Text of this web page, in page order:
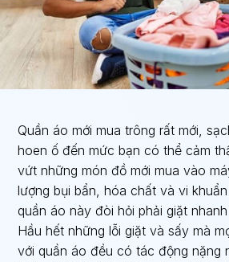
Quần áo mới mua trông rất mới,
hoen ố đến mức bạn có thể cảm
vứt những món đồ mới mua vào
lượng bụi bẩn, hóa chất và vi
quần áo này đòi hỏi phải giặt
Hầu hết những lỗi giặt và sấy mà
với quần áo đều có tác động nặng